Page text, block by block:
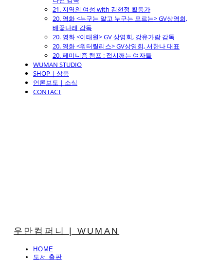
21. 지역의 여성 with 김현정 활동가
20. 영화 <누구는 알고 누구는 모르는> GV상영회,
배꽃나래 감독
20. 영화 <이태원> GV 상영회, 강유가람 감독
20. 영화 <워터릴리스> GV상영회, 서한나 대표
20. 페미니즘 캠프 : 접시깨는 여자들
WUMAN STUDIO
SHOP｜상품
언론보도｜소식
CONTACT
우만컴퍼니 | WUMAN
HOME
도서 출판